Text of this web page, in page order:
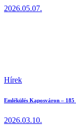
2026.05.07.
Hírek
Emlékülés Kaposváron –
2026.03.10.